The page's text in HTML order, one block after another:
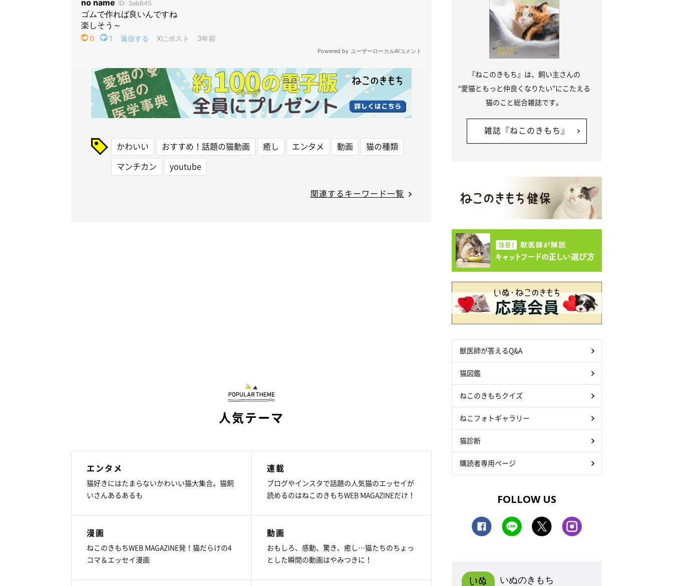
かわいい おすすめ！話題の猫動画 癒し エンタメ 動画
猫の種類
マンチカン
youtube
関連するキーワード一覧
人気テーマ
エンタメ
猫好きにはたまらないかわいい猫大集合。猫飼
いさんあるあるも
連載
ブログやインスタで話題の人気猫のエッセイが
読めるのはねこのきもちWEB MAGAZINEだけ！
漫画
ねこのきもちWEB MAGAZINE発！猫だらけの4
コマ＆エッセイ漫画
動画
おもしろ、感動、驚き、癒し…猫たちのちょっ
とした瞬間の動画はやみつきに！
『ねこのきもち』は、飼い主さんの
“愛猫ともっと仲良くなりたい”にこたえる
猫のこと総合雑誌です。
雑誌『ねこのきもち』
獣医師が答えるQ&A
猫図鑑
ねこのきもちクイズ
ねこフォトギャラリー
猫診断
購読者専用ページ
FOLLOW US
いぬのきもち